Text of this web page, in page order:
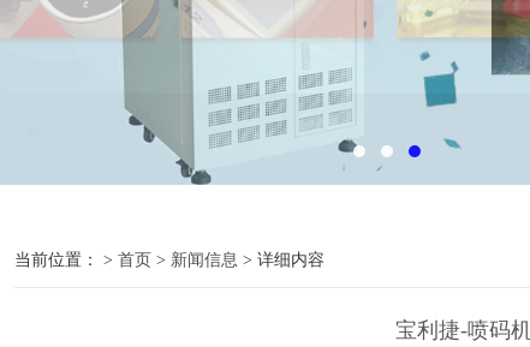
当前位置： > 首页 > 新闻信息 > 详细内容
宝利捷-喷码